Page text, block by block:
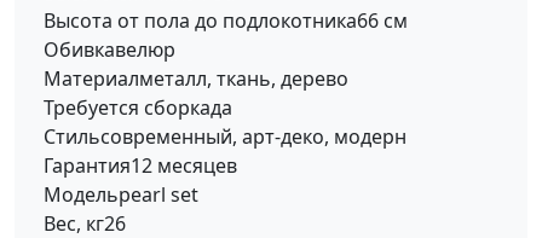
Высота от пола до подлокотника66 см
Обивкавелюр
Материалметалл, ткань, дерево
Требуется сборкада
Стильсовременный, арт-деко, модерн
Гарантия12 месяцев
Модельpearl set
Вес, кг26